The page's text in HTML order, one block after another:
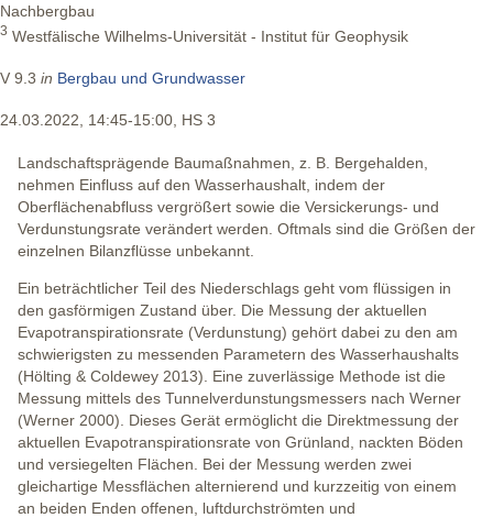
Nachbergbau
3 Westfälische Wilhelms-Universität - Institut für Geophysik
V 9.3 in Bergbau und Grundwasser
24.03.2022, 14:45-15:00, HS 3
Landschaftsprägende Baumaßnahmen, z. B. Bergehalden,
nehmen Einfluss auf den Wasserhaushalt, indem der
Oberflächenabfluss vergrößert sowie die Versickerungs- und
Verdunstungsrate verändert werden. Oftmals sind die Größen der
einzelnen Bilanzflüsse unbekannt.
Ein beträchtlicher Teil des Niederschlags geht vom flüssigen in
den gasförmigen Zustand über. Die Messung der aktuellen
Evapotranspirationsrate (Verdunstung) gehört dabei zu den am
schwierigsten zu messenden Parametern des Wasserhaushalts
(Hölting & Coldewey 2013). Eine zuverlässige Methode ist die
Messung mittels des Tunnelverdunstungsmessers nach Werner
(Werner 2000). Dieses Gerät ermöglicht die Direktmessung der
aktuellen Evapotranspirationsrate von Grünland, nackten Böden
und versiegelten Flächen. Bei der Messung werden zwei
gleichartige Messflächen alternierend und kurzzeitig von einem
an beiden Enden offenen, luftdurchströmten und